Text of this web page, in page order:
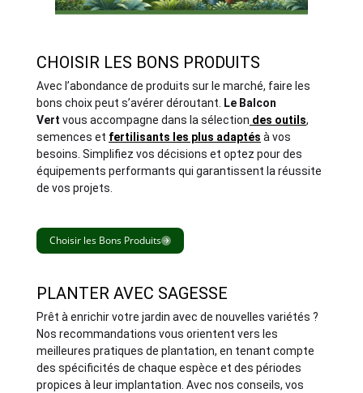
CHOISIR LES BONS PRODUITS
Avec l’abondance de produits sur le marché, faire les
bons choix peut s’avérer déroutant.
Le Balcon
Vert vous accompagne dans la sélection des outils,
semences et fertilisants les plus adaptés à vos
besoins. Simplifiez vos décisions et optez pour des
équipements performants qui garantissent la réussite
de vos projets.
Choisir les Bons Produits
PLANTER AVEC SAGESSE
Prêt à enrichir votre jardin avec de nouvelles variétés ?
Nos recommandations vous orientent vers les
meilleures pratiques de plantation, en tenant compte
des spécificités de chaque espèce et des périodes
propices à leur implantation. Avec nos conseils, vos